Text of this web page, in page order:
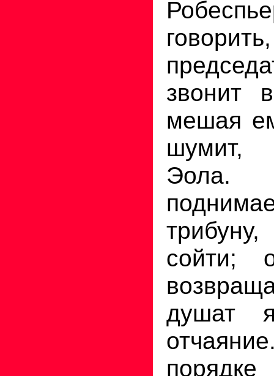
звонит
мешая
шумит,
Эола.
сойти;
душат